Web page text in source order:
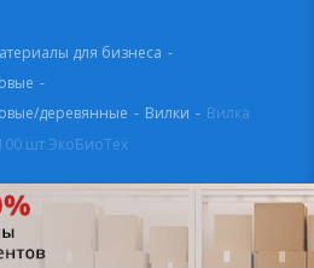
для бизнеса -
-
деревянные - Вилки - Вилка
шт ЭкоБиоТех